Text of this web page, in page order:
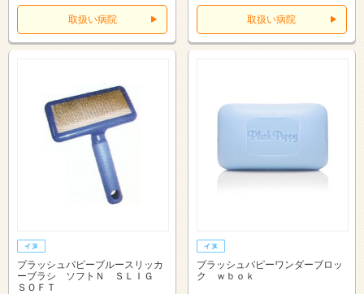
取扱い病院 取扱い病院
プラッシュパピーブルースリッカ
ーブラシ ソフトＮ ＳＬＩＧ
ＳＯＦＴ
プラッシュパピーワンダーブロッ
ク ｗｂｏｋ